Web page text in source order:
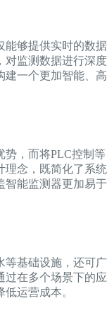
能够提供实时的数据
对监测数据进行深度
建一个更加智能、高
势，而将PLC控制等
理念，既简化了系统
智能监测器更加易于
等基础设施，还可广
过在多个场景下的应
运营成本。